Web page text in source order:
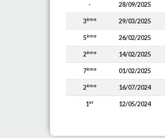
- 28/09/2025
3ème 29/03/2025
5ème 26/02/2025
2ème 14/02/2025
7ème 01/02/2025
2ème 16/07/2024
1er 12/05/2024